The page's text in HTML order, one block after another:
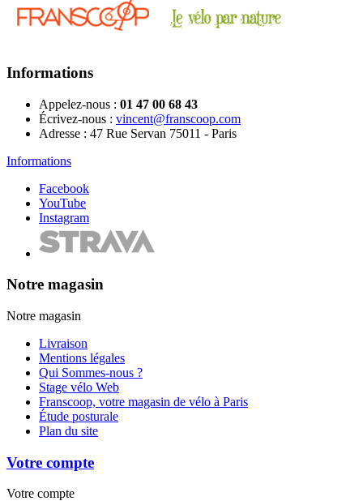
Informations
Appelez-nous : 01 47 00 68 43
Écrivez-nous : vincent@franscoop.com
Adresse : 47 Rue Servan 75011 - Paris
Informations
Facebook
YouTube
Instagram
Notre magasin
Notre magasin
Livraison
Mentions légales
Qui Sommes-nous ?
Stage vélo Web
Franscoop, votre magasin de vélo à Paris
Étude posturale
Plan du site
Votre compte
Votre compte